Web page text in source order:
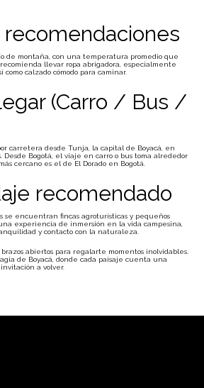
de montaña, con una temperatura promedio que
recomienda llevar ropa abrigadora, especialmente
como calzado cómodo para caminar.
(Carro / Bus /
carretera desde Tunja, la capital de Boyacá, en
Desde Bogotá, el viaje en carro o bus toma alrededor
cercano es el de El Dorado en Bogotá.
recomendado
se encuentran fincas agroturísticas y pequeños
experiencia de inmersión en la vida campesina,
y contacto con la naturaleza.
abiertos para regalarte momentos inolvidables.
de Boyacá, donde cada paisaje cuenta una
a volver.